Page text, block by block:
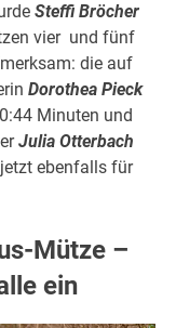
Steffi Bröcher
vier und fünf
die auf
Dorothea Pieck
Minuten und
Julia Otterbach
ebenfalls für
Mütze –
ein